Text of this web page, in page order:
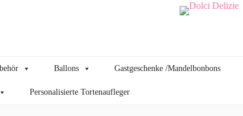
Ballons Gastgeschenke /Mandelbonbons
Personalisierte Tortenaufleger